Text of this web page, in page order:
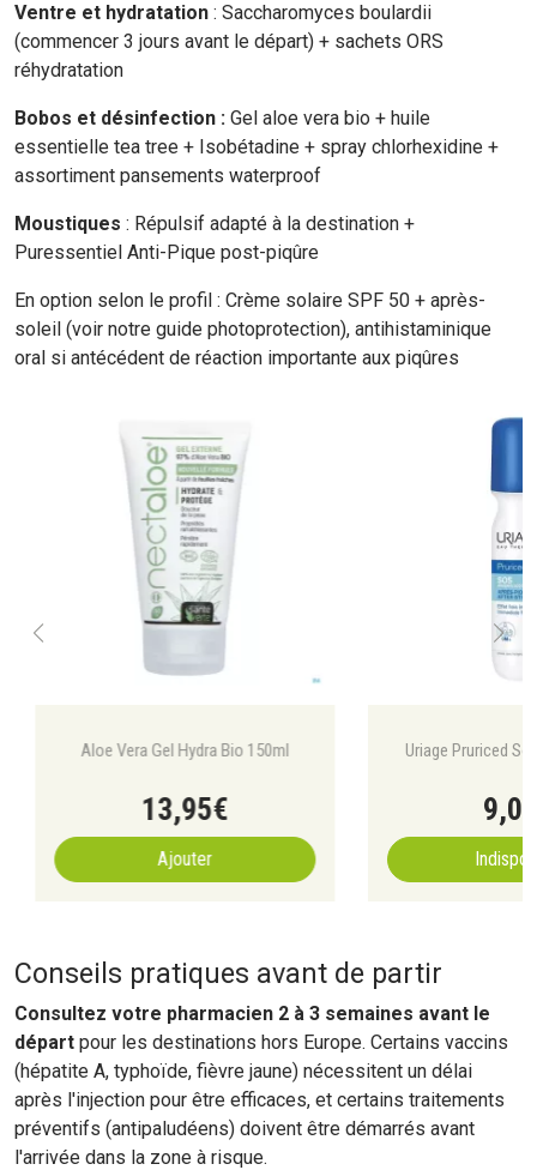
Ventre et hydratation : Saccharomyces boulardii
(commencer 3 jours avant le départ) + sachets ORS
réhydratation
Bobos et désinfection : Gel aloe vera bio + huile
essentielle tea tree + Isobétadine + spray chlorhexidine +
assortiment pansements waterproof
Moustiques : Répulsif adapté à la destination +
Puressentiel Anti-Pique post-piqûre
En option selon le profil : Crème solaire SPF 50 + après-
soleil (voir notre guide photoprotection), antihistaminique
oral si antécédent de réaction importante aux piqûres
Aloe Vera Gel Hydra Bio 150ml
13,95€
Ajouter
Uriage Pruriced
9,
Conseils pratiques avant de partir
Consultez votre pharmacien 2 à 3 semaines avant le
départ pour les destinations hors Europe. Certains vaccins
(hépatite A, typhoïde, fièvre jaune) nécessitent un délai
après l'injection pour être efficaces, et certains traitements
préventifs (antipaludéens) doivent être démarrés avant
l'arrivée dans la zone à risque.